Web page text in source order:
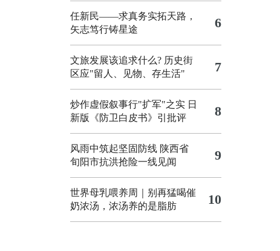
任新民——求真务实拓天路，
矢志笃行铸星途
6
文旅发展该追求什么? 历史街
区应"留人、见物、存生活"
7
炒作虚假叙事行"扩军"之实 日
新版《防卫白皮书》引批评
8
风雨中筑起坚固防线 陕西省
旬阳市抗洪抢险一线见闻
9
世界母乳喂养周｜别再猛喝催
奶浓汤，浓汤养的是脂肪
10